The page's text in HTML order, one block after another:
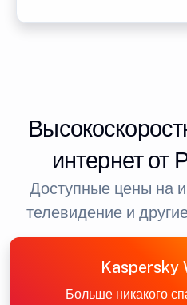
интернет от
Доступные цены на
телевидение и
Kaspersky
Больше никакого